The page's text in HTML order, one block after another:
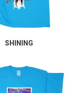
SHINING